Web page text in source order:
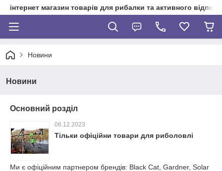
інтернет магазин товарів для рибалки та активного
Новини
Новини
Основний розділ
06.12.2023
Тільки офіційни товари для риболовлі
Ми є офіційним партнером брендів: Black Cat, Gardner, Solar